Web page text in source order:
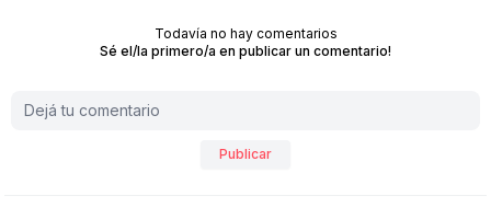
Todavía no hay comentarios
Sé el/la primero/a en publicar un comentario!
Publicar